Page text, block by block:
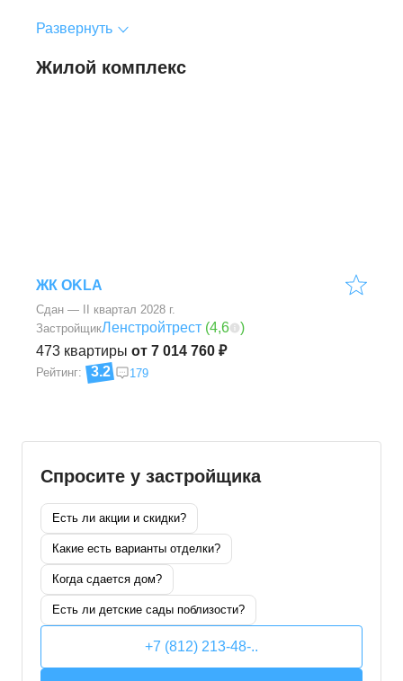
Развернуть
Жилой комплекс
ЖК OKLA
Сдан — II квартал 2028 г.
473 квартиры от 7 014 760 ₽
ЗастройщикЛенстройтрест (4,6 )
Рейтинг: 3.2 179
Спросите у застройщика
Есть ли акции и скидки?
Какие есть варианты отделки?
Когда сдается дом?
Есть ли детские сады поблизости?
+7 (812) 213-48-..